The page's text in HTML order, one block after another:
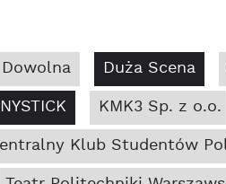
Dowolna Duża Scena
KMK3 Sp. z o.o.
Klub Studentów